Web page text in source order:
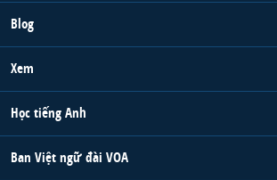
Blog
Xem
Học tiếng Anh
Ban Việt ngữ đài VOA